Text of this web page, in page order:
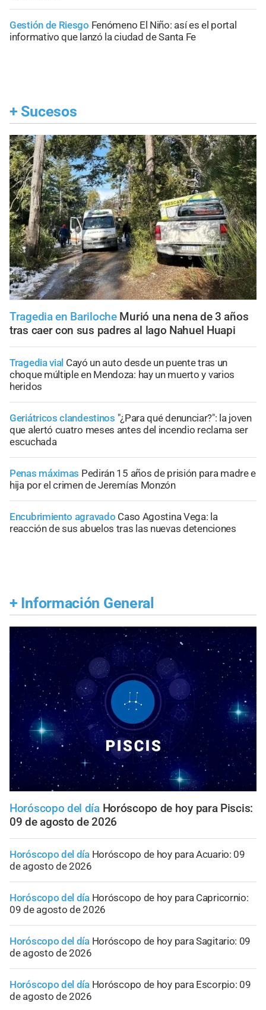
Gestión de Riesgo Fenómeno El Niño: así es el portal
informativo que lanzó la ciudad de Santa Fe
+ Sucesos
Tragedia en Bariloche Murió una nena de 3 años
tras caer con sus padres al lago Nahuel Huapi
Tragedia vial Cayó un auto desde un puente tras un
choque múltiple en Mendoza: hay un muerto y varios
heridos
Geriátricos clandestinos "¿Para qué denunciar?": la joven
que alertó cuatro meses antes del incendio reclama ser
escuchada
Penas máximas Pedirán 15 años de prisión para madre e
hija por el crimen de Jeremías Monzón
Encubrimiento agravado Caso Agostina Vega: la
reacción de sus abuelos tras las nuevas detenciones
+ Información General
Horóscopo del día Horóscopo de hoy para Piscis:
09 de agosto de 2026
Horóscopo del día Horóscopo de hoy para Acuario: 09
de agosto de 2026
Horóscopo del día Horóscopo de hoy para Capricornio:
09 de agosto de 2026
Horóscopo del día Horóscopo de hoy para Sagitario: 09
de agosto de 2026
Horóscopo del día Horóscopo de hoy para Escorpio: 09
de agosto de 2026